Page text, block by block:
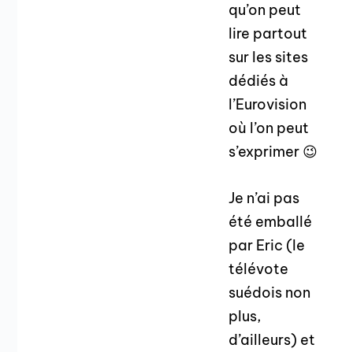
qu’on peut
lire partout
sur les sites
dédiés à
l’Eurovision
où l’on peut
s’exprimer 😉
Je n’ai pas
été emballé
par Eric (le
télévote
suédois non
plus,
d’ailleurs) et